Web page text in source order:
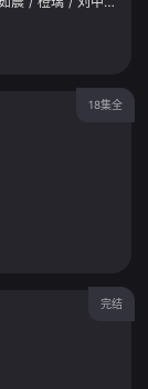
18集全
完结